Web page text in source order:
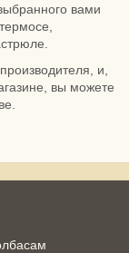
вами
и,
вы можете